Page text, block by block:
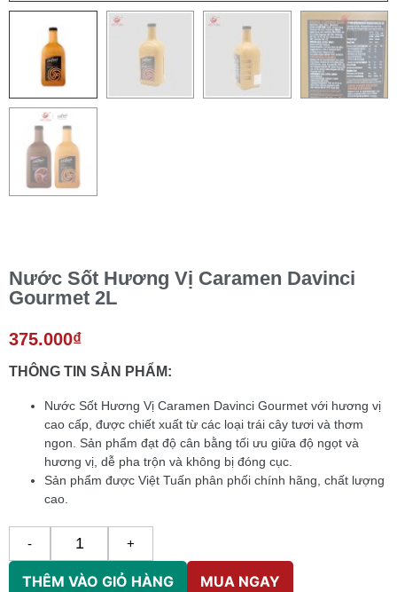
Nước Sốt Hương Vị Caramen Davinci
Gourmet 2L
375.000₫
THÔNG TIN SẢN PHẨM:
Nước Sốt Hương Vị Caramen Davinci Gourmet với hương vị
cao cấp, được chiết xuất từ các loại trái cây tươi và thơm
ngon. Sản phẩm đạt độ cân bằng tối ưu giữa độ ngọt và
hương vị, dễ pha trộn và không bị đóng cục.
Sản phẩm được Việt Tuấn phân phối chính hãng, chất lượng
cao.
- +
THÊM VÀO GIỎ HÀNG MUA NGAY